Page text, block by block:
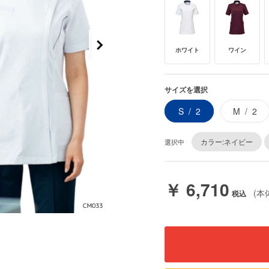
ホワイト ワイン
サイズを選択
S 2 M 2
選択中 カラー:ネイビー
￥ 6,710 (本